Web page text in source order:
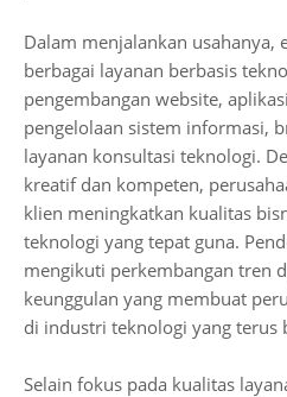
Dalam menjalankan usahanya,
berbagai layanan berbasis
pengembangan website,
pengelolaan sistem informasi,
layanan konsultasi teknologi.
kreatif dan kompeten,
klien meningkatkan kualitas
teknologi yang tepat guna.
mengikuti perkembangan tren
keunggulan yang membuat
di industri teknologi yang terus
Selain fokus pada kualitas